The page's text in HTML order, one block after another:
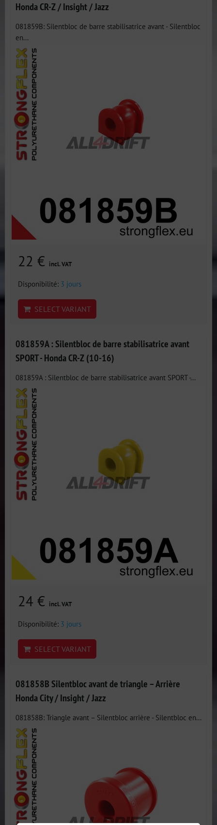
Honda CR-Z / Insight / Jazz
081859B: Silentbloc de barre stabilisatrice avant - Silentbloc
en...
22 € incl. VAT
Disponibilité: 3 jours
SELECT VARIANT
081859A : Silentbloc de barre stabilisatrice avant
SPORT - Honda CR-Z (10-16)
081859A : Silentbloc de barre stabilisatrice avant SPORT -...
24 € incl. VAT
Disponibilité: 3 jours
SELECT VARIANT
081858B Silentbloc avant de triangle – Arrière
Honda City / Insight / Jazz
081858B: Triangle avant – Silentbloc arrière - Silentbloc en...